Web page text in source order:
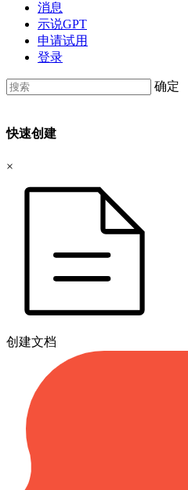
消息
示说GPT
申请试用
登录
确定
快速创建
×
创建文档